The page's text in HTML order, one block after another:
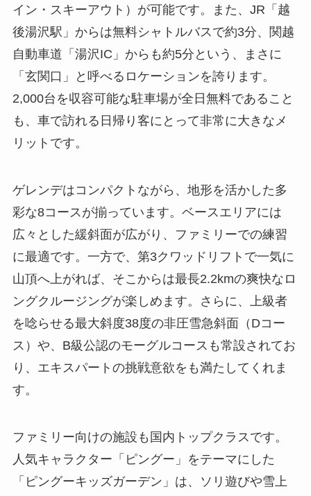
イン・スキーアウト）が可能です。また、JR「越
後湯沢駅」からは無料シャトルバスで約3分、関越
自動車道「湯沢IC」からも約5分という、まさに
「玄関口」と呼べるロケーションを誇ります。
2,000台を収容可能な駐車場が全日無料であること
も、車で訪れる日帰り客にとって非常に大きなメ
リットです。
ゲレンデはコンパクトながら、地形を活かした多
彩な8コースが揃っています。ベースエリアには
広々とした緩斜面が広がり、ファミリーでの練習
に最適です。一方で、第3クワッドリフトで一気に
山頂へ上がれば、そこからは最長2.2kmの爽快なロ
ングクルージングが楽しめます。さらに、上級者
を唸らせる最大斜度38度の非圧雪急斜面（Dコー
ス）や、B級公認のモーグルコースも常設されてお
り、エキスパートの挑戦意欲をも満たしてくれま
す。
ファミリー向けの施設も国内トップクラスです。
人気キャラクター「ピングー」をテーマにした
「ピングーキッズガーデン」は、ソリ遊びや雪上